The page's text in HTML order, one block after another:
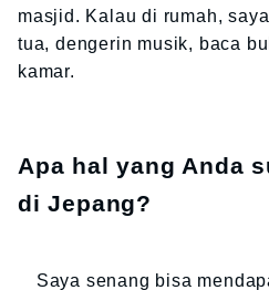
masjid. Kalau di rumah,
tua, dengerin musik, baca
kamar.
Apa hal yang Anda
di Jepang?
Saya senang bisa